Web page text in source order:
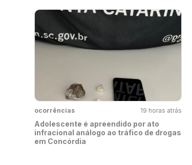
ocorrências 19 horas atrás
Adolescente é apreendido por ato
infracional análogo ao tráfico de drogas
em Concórdia